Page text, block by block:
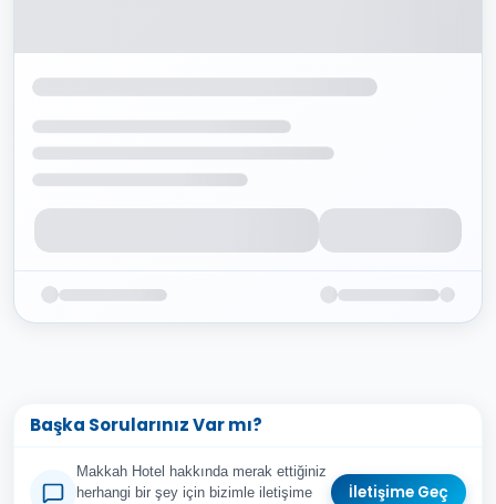
Başka Sorularınız Var mı?
Makkah Hotel hakkında merak ettiğiniz
herhangi bir şey için bizimle iletişime
İletişime Geç